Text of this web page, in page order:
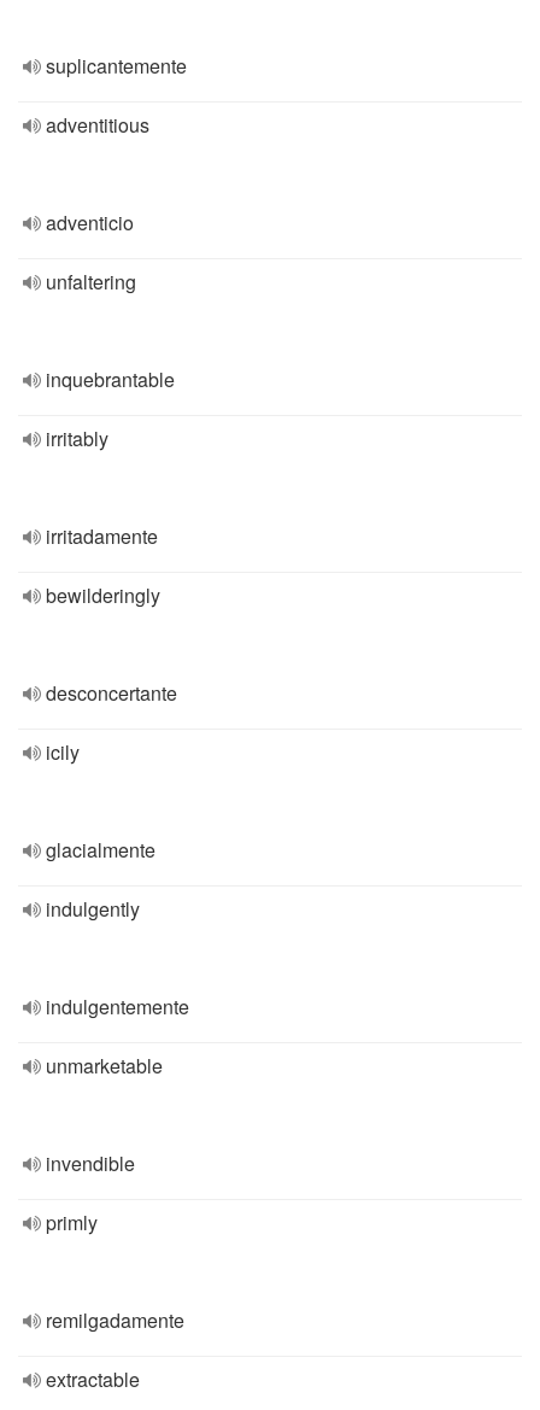
suplicantemente
adventitious
adventicio
unfaltering
inquebrantable
irritably
irritadamente
bewilderingly
desconcertante
icily
glacialmente
indulgently
indulgentemente
unmarketable
invendible
primly
remilgadamente
extractable